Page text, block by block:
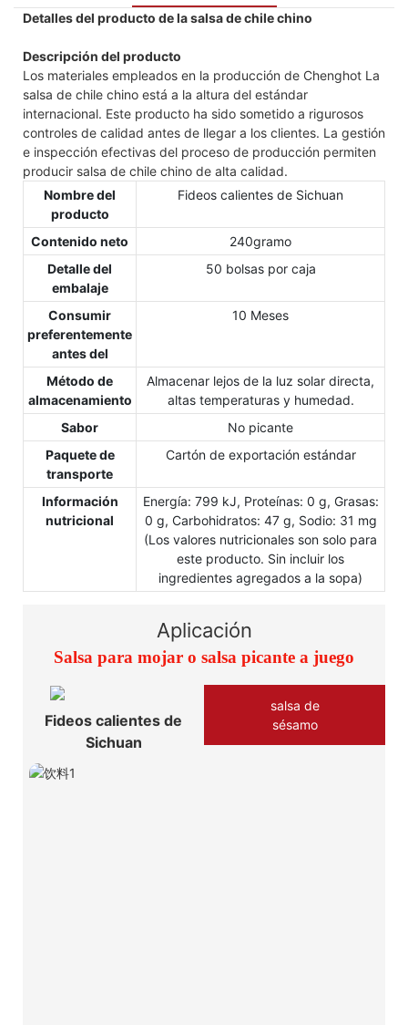
Detalles del producto de la salsa de chile chino
Descripción del producto
Los materiales empleados en la producción de Chenghot La
salsa de chile chino está a la altura del estándar
internacional. Este producto ha sido sometido a rigurosos
controles de calidad antes de llegar a los clientes. La gestión
e inspección efectivas del proceso de producción permiten
producir salsa de chile chino de alta calidad.
Nombre del
producto
Fideos calientes de Sichuan
Contenido neto
240gramo
Detalle del
embalaje
50 bolsas por caja
Consumir
preferentemente
antes del
10 Meses
Método de
almacenamiento
Almacenar lejos de la luz solar directa,
altas temperaturas y humedad.
Sabor
No picante
Paquete de
transporte
Cartón de exportación estándar
Información
nutricional
Energía: 799 kJ, Proteínas: 0 g, Grasas:
0 g, Carbohidratos: 47 g, Sodio: 31 mg
(Los valores nutricionales son solo para
este producto. Sin incluir los
ingredientes agregados a la sopa)
Aplicación
Salsa para mojar o salsa picante a juego
Fideos calientes de
Sichuan
salsa de
sésamo